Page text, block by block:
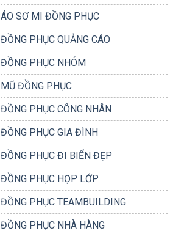
ÁO SƠ MI ĐỒNG PHỤC
ĐỒNG PHỤC QUẢNG CÁO
ĐỒNG PHỤC NHÓM
MŨ ĐỒNG PHỤC
ĐỒNG PHỤC CÔNG NHÂN
ĐỒNG PHỤC GIA ĐÌNH
ĐỒNG PHỤC ĐI BIỂN ĐẸP
ĐỒNG PHỤC HỌP LỚP
ĐỒNG PHỤC TEAMBUILDING
ĐỒNG PHỤC NHÀ HÀNG